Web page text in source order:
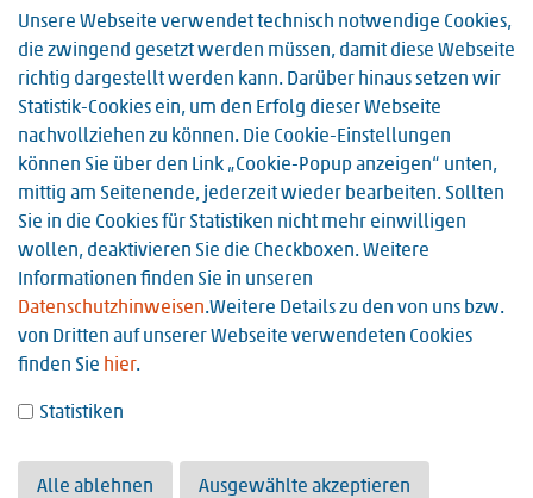
Facharzt(m/w/d) für Pneumologie
Allgemein- und Viszeralchirurgie, Unfallchirurgie und
Handchirurgie, Urologie, HNO,…
Unsere Webseite verwendet technisch notwendige Cookies,
die zwingend gesetzt werden müssen, damit diese Webseite
richtig dargestellt werden kann. Darüber hinaus setzen wir
Statistik-Cookies ein, um den Erfolg dieser Webseite
nachvollziehen zu können. Die Cookie-Einstellungen
können Sie über den Link „Cookie-Popup anzeigen“ unten,
mittig am Seitenende, jederzeit wieder bearbeiten. Sollten
Sie in die Cookies für Statistiken nicht mehr einwilligen
wollen, deaktivieren Sie die Checkboxen. Weitere
Informationen finden Sie in unseren
Datenschutzhinweisen.Weitere Details zu den von uns bzw.
von Dritten auf unserer Webseite verwendeten Cookies
finden Sie hier.
Statistiken
Alle ablehnen Ausgewählte akzeptieren